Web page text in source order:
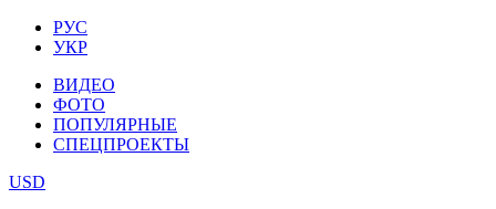
РУС
УКР
ВИДЕО
ФОТО
ПОПУЛЯРНЫЕ
СПЕЦПРОЕКТЫ
USD